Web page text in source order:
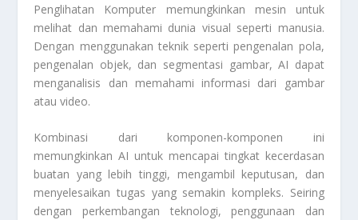
Penglihatan Komputer memungkinkan mesin untuk
melihat dan memahami dunia visual seperti manusia.
Dengan menggunakan teknik seperti pengenalan pola,
pengenalan objek, dan segmentasi gambar, AI dapat
menganalisis dan memahami informasi dari gambar
atau video.
Kombinasi dari komponen-komponen ini
memungkinkan AI untuk mencapai tingkat kecerdasan
buatan yang lebih tinggi, mengambil keputusan, dan
menyelesaikan tugas yang semakin kompleks. Seiring
dengan perkembangan teknologi, penggunaan dan